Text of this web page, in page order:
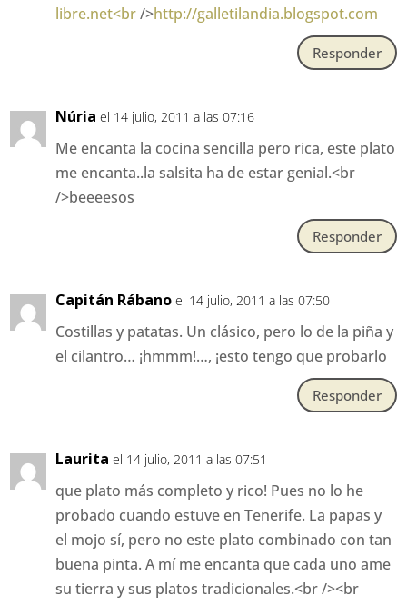
libre.net<br/>http://galletilandia.blogspot.com
Responder
Núria el 14 julio, 2011 a las 07:16
Me encanta la cocina sencilla pero rica, este plato
me encanta..la salsita ha de estar genial.<br
/>beeeesos
Responder
Capitán Rábano el 14 julio, 2011 a las 07:50
Costillas y patatas. Un clásico, pero lo de la piña y
el cilantro… ¡hmmm!…, ¡esto tengo que probarlo
Responder
Laurita el 14 julio, 2011 a las 07:51
que plato más completo y rico! Pues no lo he
probado cuando estuve en Tenerife. La papas y
el mojo sí, pero no este plato combinado con tan
buena pinta. A mí me encanta que cada uno ame
su tierra y sus platos tradicionales.<br /><br